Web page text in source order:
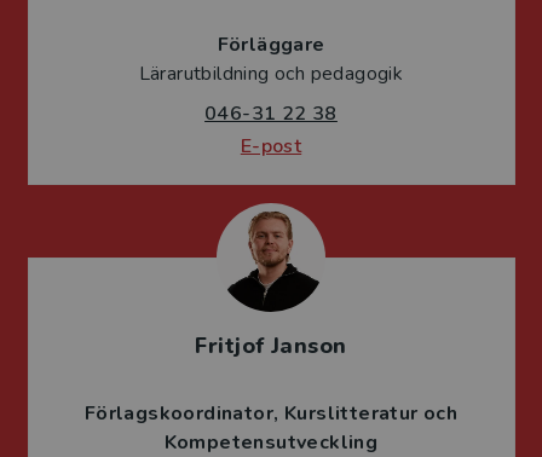
Förläggare
Lärarutbildning och pedagogik
046-31 22 38
E-post
Fritjof Janson
Förlagskoordinator Kurslitteratur och
Kompetensutveckling